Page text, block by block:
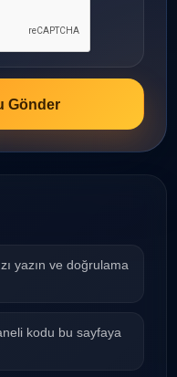
Gönder
yazın ve doğrulama
kodu bu sayfaya